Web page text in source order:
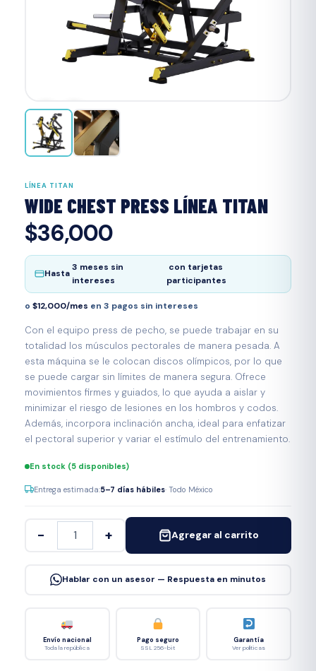
‹ ›
LÍNEA TITAN
WIDE CHEST PRESS LÍNEA TITAN
$36,000
Hasta
3 meses sin
intereses
con tarjetas
participantes
o $12,000/mes en 3 pagos sin intereses
Con el equipo press de pecho, se puede trabajar en su
totalidad los músculos pectorales de manera pesada. A
esta máquina se le colocan discos olímpicos, por lo que
se puede cargar sin límites de manera segura. Ofrece
movimientos firmes y guiados, lo que ayuda a aislar y
minimizar el riesgo de lesiones en los hombros y codos.
Además, incorpora inclinación ancha, ideal para enfatizar
el pectoral superior y variar el estímulo del entrenamiento.
En stock (5 disponibles)
Entrega estimada:5–7 días hábiles· Todo México
− + Agregar al carrito
Hablar con un asesor — Respuesta en minutos
Envío nacional
Toda la república
Pago seguro
SSL 256-bit
Garantía
Ver políticas